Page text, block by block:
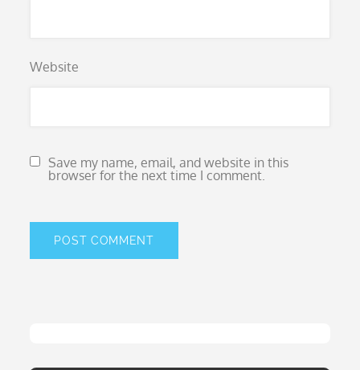
Website
Save my name, email, and website in this
browser for the next time I comment.